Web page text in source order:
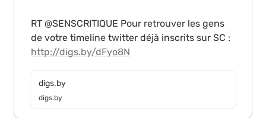
RT @SENSCRITIQUE Pour retrouver les gens
http://digs.by/dFyo8N
digs.by
digs.by